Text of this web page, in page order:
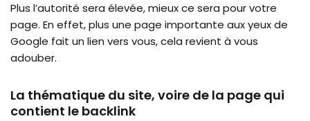
Plus l’autorité sera élevée, mieux ce sera pour votre
page. En effet, plus une page importante aux yeux de
Google fait un lien vers vous, cela revient à vous
adouber.
La thématique du site, voire de la page qui
contient le backlink